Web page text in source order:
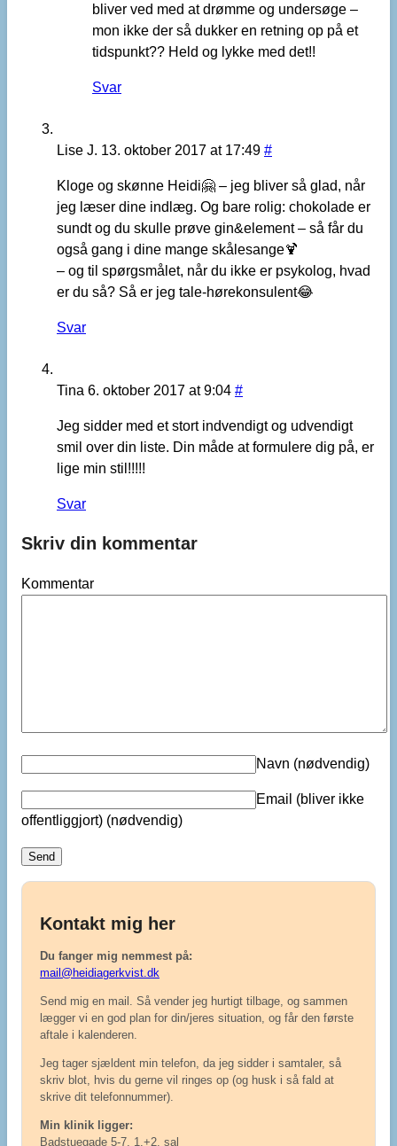
bliver ved med at drømme og undersøge –
mon ikke der så dukker en retning op på et
tidspunkt?? Held og lykke med det!!
Svar
Lise J. 13. oktober 2017 at 17:49 #
Kloge og skønne Heidi🤗 – jeg bliver så glad, når
jeg læser dine indlæg. Og bare rolig: chokolade er
sundt og du skulle prøve gin&element – så får du
også gang i dine mange skålesange🍹
– og til spørgsmålet, når du ikke er psykolog, hvad
er du så? Så er jeg tale-hørekonsulent😂
Svar
Tina 6. oktober 2017 at 9:04 #
Jeg sidder med et stort indvendigt og udvendigt
smil over din liste. Din måde at formulere dig på, er
lige min stil!!!!!
Svar
Skriv din kommentar
Kommentar
Navn (nødvendig)
Email (bliver ikke
offentliggjort) (nødvendig)
Kontakt mig her
Du fanger mig nemmest på:
mail@heidiagerkvist.dk
Send mig en mail. Så vender jeg hurtigt tilbage, og sammen
lægger vi en god plan for din/jeres situation, og får den første
aftale i kalenderen.
Jeg tager sjældent min telefon, da jeg sidder i samtaler, så
skriv blot, hvis du gerne vil ringes op (og husk i så fald at
skrive dit telefonnummer).
Min klinik ligger:
Badstuegade 5-7, 1.+2. sal